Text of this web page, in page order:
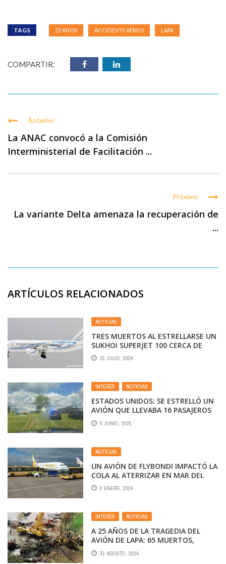
TAGS 22 AÑOS ACCIDENTE AÉREO LAPA
COMPARTIR:
Anterior
La ANAC convocó a la Comisión
Interministerial de Facilitación ...
Próximo
La variante Delta amenaza la recuperación de
...
ARTÍCULOS RELACIONADOS
NOTICIAS
TRES MUERTOS AL ESTRELLARSE UN
SUKHOI SUPERJET 100 CERCA DE
MOSCÚ
15 JULIO, 2024
INTERÉS , NOTICIAS
ESTADOS UNIDOS: SE ESTRELLÓ UN
AVIÓN QUE LLEVABA 16 PASAJEROS
9 JUNIO, 2025
NOTICIAS
UN AVIÓN DE FLYBONDI IMPACTÓ LA
COLA AL ATERRIZAR EN MAR DEL
PLATA
8 ENERO, 2024
INTERÉS , NOTICIAS
A 25 AÑOS DE LA TRAGEDIA DEL
AVIÓN DE LAPA: 65 MUERTOS,
HISTORIAS DE DOLOR Y
TESTIMONIOS DE SOBREVIVIENTES
31 AGOSTO, 2024